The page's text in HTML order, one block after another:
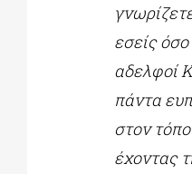
εσείς όσο
αδελφοί
πάντα
στον
έχοντας